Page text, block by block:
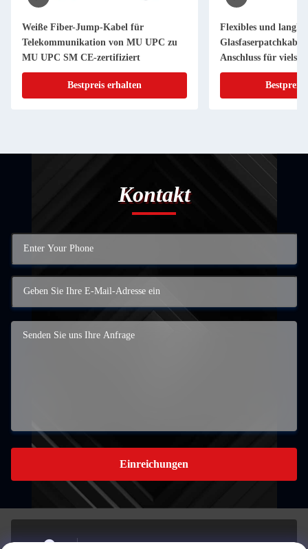
Weiße Fiber-Jump-Kabel für
Telekommunikation von MU UPC zu
MU UPC SM CE-zertifiziert
Bestpreis erhalten
Flexibles und
Anschluss für
Bestpreis
Kontakt
Einreichungen